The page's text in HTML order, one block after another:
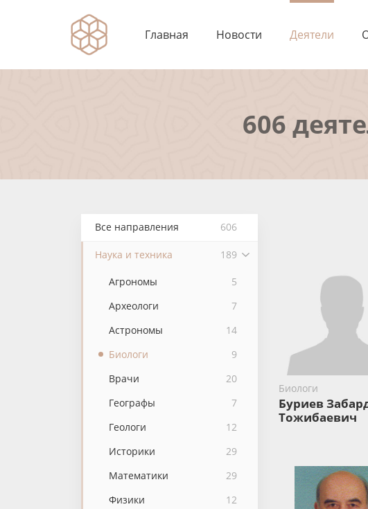
Главная Новости Деятели
606
Все направления 606
Наука и техника 189
Агрономы
5
Археологи
7
Астрономы
14
Биологи
9
Врачи
20
Географы
7
Геологи
12
Историки
29
Математики
29
Физики
12
Биологи
Буриев
Тожибаевич